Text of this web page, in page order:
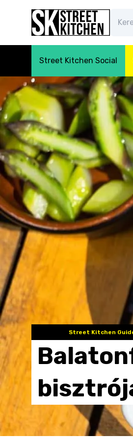
Street Kitchen Social
Street Kitchen